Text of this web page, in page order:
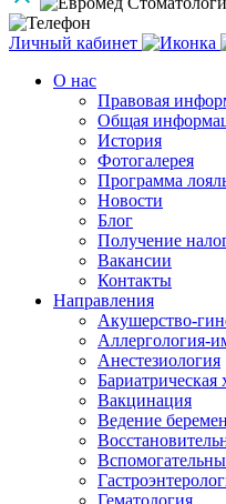
Личный кабинет
О нас
Правовая
Общая
История
Фотогалерея
Программа
Новости
Блог
Получение
Вакансии
Контакты
Направления
Акушерство-
Аллергология-
Анестезиология
Бариатрическая
Вакцинация
Ведение
Гематология